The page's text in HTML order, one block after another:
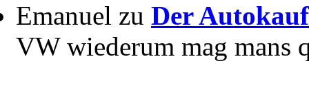
Emanuel zu Der
VW wiederum mag mans